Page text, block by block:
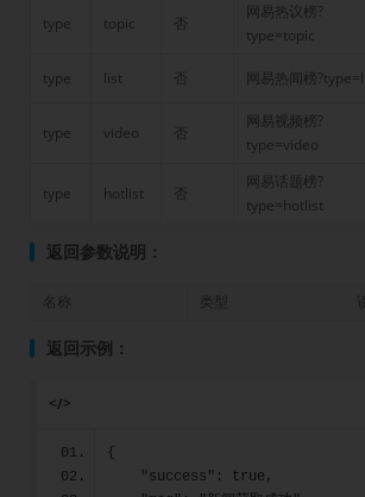
type topic 否
网易热议榜?
type=topic
type list 否 网易热闻榜
type video 否
网易视频榜?
type=video
type hotlist 否
网易话题榜?
type=hotlist
返回参数说明：
名称 类型
返回示例：
</>
{
    "success": true,